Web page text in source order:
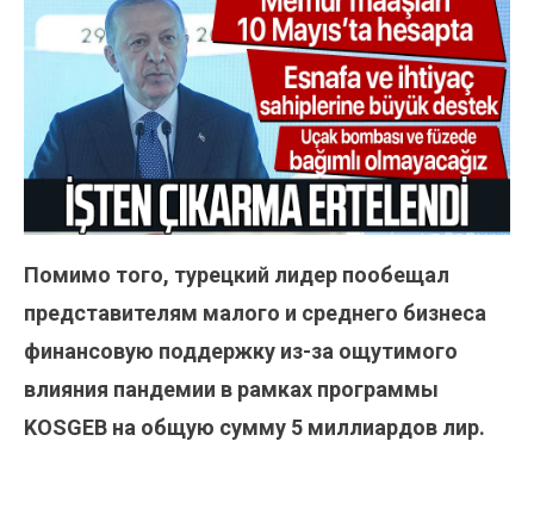
Помимо того, турецкий лидер пообещал
представителям малого и среднего бизнеса
финансовую поддержку из-за ощутимого
влияния пандемии в рамках программы
KOSGEB на общую сумму 5 миллиардов лир.